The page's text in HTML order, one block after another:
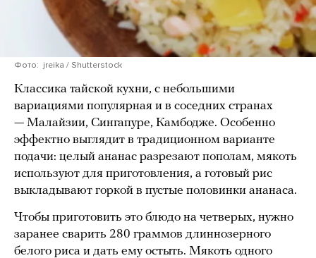
Фото: jreika / Shutterstock
Классика тайской кухни, с небольшими
вариациями популярная и в соседних странах
— Малайзии, Сингапуре, Камбодже. Особенно
эффектно выглядит в традиционном варианте
подачи: целый ананас разрезают пополам, мякоть
используют для приготовления, а готовый рис
выкладывают горкой в пустые половинки ананаса.
Чтобы приготовить это блюдо на четверых, нужно
заранее сварить 280 граммов длиннозерного
белого риса и дать ему остыть. Мякоть одного